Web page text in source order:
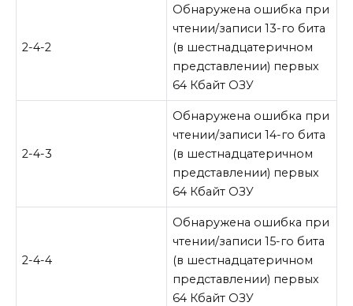
2-4-2
Обнаружена ошибка при
чтении/записи 13-го бита
(в шестнадцатеричном
представлении) первых
64 Кбайт ОЗУ
2-4-3
Обнаружена ошибка при
чтении/записи 14-го бита
(в шестнадцатеричном
представлении) первых
64 Кбайт ОЗУ
2-4-4
Обнаружена ошибка при
чтении/записи 15-го бита
(в шестнадцатеричном
представлении) первых
64 Кбайт ОЗУ